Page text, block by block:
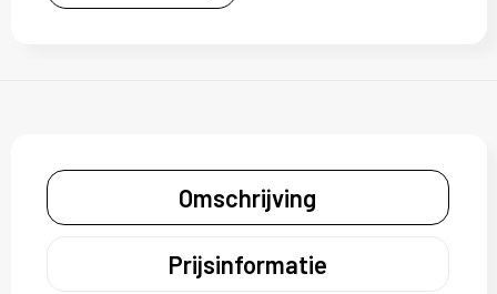
Omschrijving
Prijsinformatie